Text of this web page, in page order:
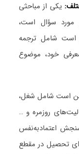
یکی از مباحثی
مورد سؤال است،
است شامل ترجمه
خود، موضوع
است شامل شغل،
روزمره و …
اعتمادبه‌نفس
تحصیل در مقطع